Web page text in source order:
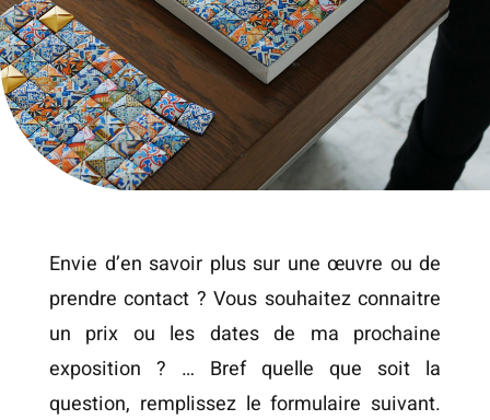
Envie d’en savoir plus sur une œuvre ou de
prendre contact ? Vous souhaitez connaitre
un prix ou les dates de ma prochaine
exposition ? … Bref quelle que soit la
question, remplissez le formulaire suivant.